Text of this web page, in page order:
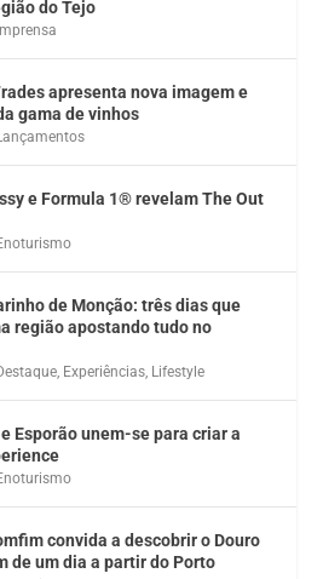
do Tejo
Imprensa
apresenta nova imagem e
gama de vinhos
e Formula 1® revelam The Out
de Monção: três dias que
região apostando tudo no
, Experiências, Lifestyle
Esporão unem-se para criar a
convida a descobrir o Douro
de um dia a partir do Porto